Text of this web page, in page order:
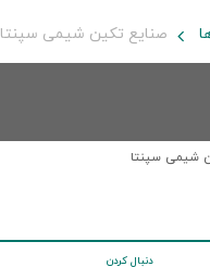
صنایع تکین شیمی سپنتا
شیمی سپنتا
دنبال کردن